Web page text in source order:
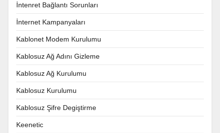
İntenret Bağlantı Sorunları
İnternet Kampanyaları
Kablonet Modem Kurulumu
Kablosuz Ağ Adını Gizleme
Kablosuz Ağ Kurulumu
Kablosuz Kurulumu
Kablosuz Şifre Degiştirme
Keenetic